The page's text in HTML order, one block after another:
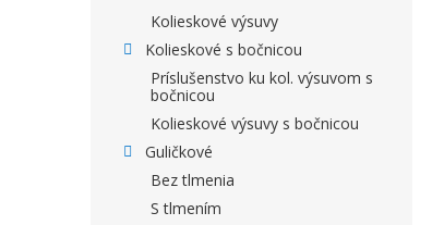
Kolieskové výsuvy
Kolieskové s bočnicou
Príslušenstvo ku kol. výsuvom s
bočnicou
Kolieskové výsuvy s bočnicou
Guličkové
Bez tlmenia
S tlmením